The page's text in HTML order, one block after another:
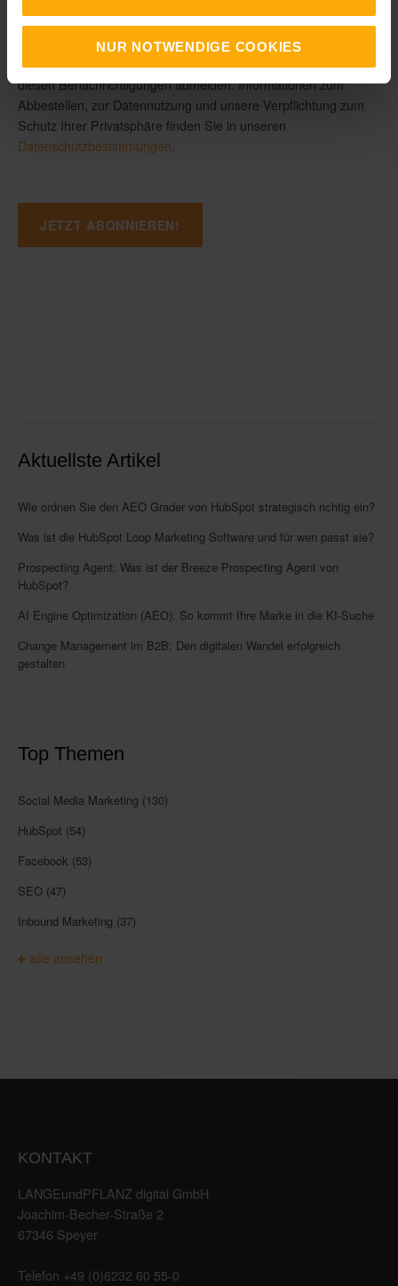
NUR NOTWENDIGE COOKIES
bei ihrer Arbeit in Marketing, Vertrieb und Kundenservice
behilflich zu sein und sie bezüglich unserer Produkte und
Dienstleistungen zu kontaktieren. Sie können sich jederzeit von
diesen Benachrichtigungen abmelden. Informationen zum
Abbestellen, zur Datennutzung und unsere Verpflichtung zum
Schutz Ihrer Privatsphäre finden Sie in unseren
Datenschutzbestimmungen
Aktuellste Artikel
Wie ordnen Sie den AEO Grader von HubSpot strategisch richtig ein?
Was ist die HubSpot Loop Marketing Software und für wen passt sie?
Prospecting Agent: Was ist der Breeze Prospecting Agent von
HubSpot?
AI Engine Optimization (AEO): So kommt Ihre Marke in die KI-Suche
Change Management im B2B: Den digitalen Wandel erfolgreich
gestalten
Top Themen
Social Media Marketing (130)
HubSpot (54)
Facebook (53)
SEO (47)
Inbound Marketing (37)
alle ansehen
KONTAKT
LANGEundPFLANZ digital GmbH
Joachim-Becher-Straße 2
67346 Speyer
Telefon +49 (0)6232 60 55-0